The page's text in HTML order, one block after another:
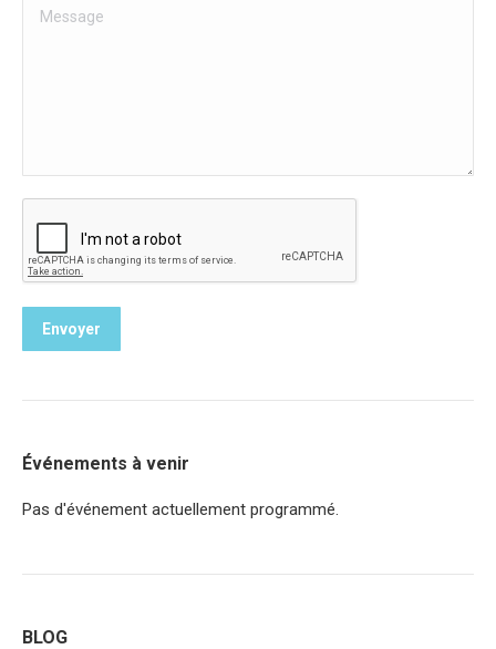
Message
Envoyer
Événements à venir
Pas d'événement actuellement programmé.
BLOG